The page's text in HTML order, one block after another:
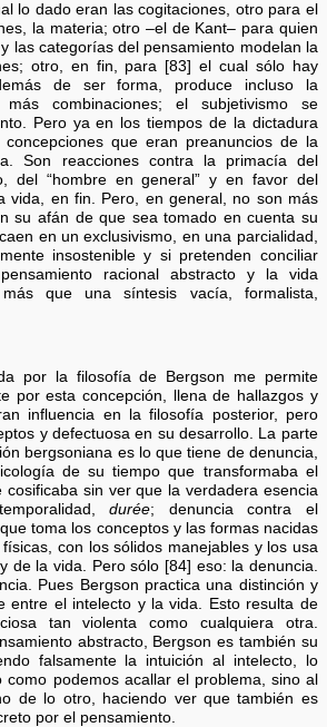
lo dado eran las cogitaciones, otro para el
la materia; otro –el de Kant– para quien
las categorías del pensamiento modelan la
otro, en fin, para [83] el cual sólo hay
de ser forma, produce incluso la
combinaciones; el subjetivismo se
Pero ya en los tiempos de la dictadura
concepciones que eran preanuncios de la
Son reacciones contra la primacía del
del “hombre en general” y en favor del
vida, en fin. Pero, en general, no son más
su afán de que sea tomado en cuenta su
en un exclusivismo, en una parcialidad,
insostenible y si pretenden conciliar
racional abstracto y la vida
que una síntesis vacía, formalista,
por la filosofía de Bergson me permite
por esta concepción, llena de hallazgos y
influencia en la filosofía posterior, pero
y defectuosa en su desarrollo. La parte
bergsoniana es lo que tiene de denuncia,
de su tiempo que transformaba el
sin ver que la verdadera esencia
durée; denuncia contra el
toma los conceptos y las formas nacidas
con los sólidos manejables y los usa
de la vida. Pero sólo [84] eso: la denuncia.
Pues Bergson practica una distinción y
entre el intelecto y la vida. Esto resulta de
tan violenta como cualquiera otra.
abstracto, Bergson es también su
falsamente la intuición al intelecto, lo
podemos acallar el problema, sino al
de lo otro, haciendo ver que también es
por el pensamiento.